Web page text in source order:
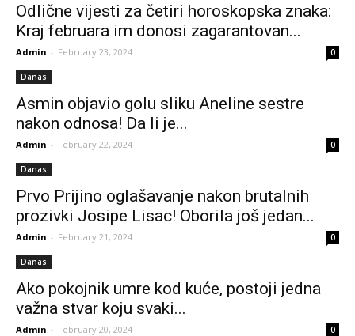
Odlične vijesti za četiri horoskopska znaka:
Kraj februara im donosi zagarantovan...
Admin - February 23, 2024 0
Danas
Asmin objavio golu sliku Aneline sestre
nakon odnosa! Da li je...
Admin - February 22, 2024 0
Danas
Prvo Prijino oglašavanje nakon brutalnih
prozivki Josipe Lisac! Oborila još jedan...
Admin - February 21, 2024 0
Danas
Ako pokojnik umre kod kuće, postoji jedna
važna stvar koju svaki...
Admin - February 20, 2024 0